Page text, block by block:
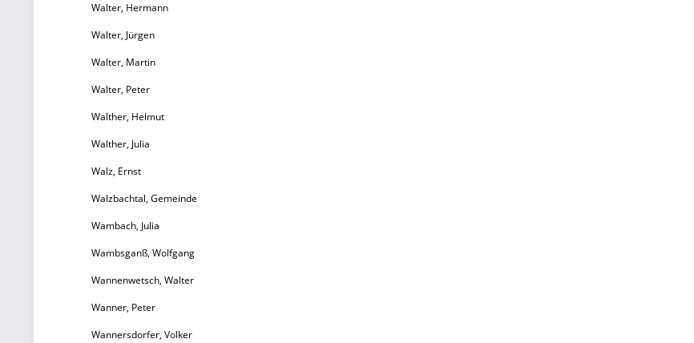
Walter, Hermann
Walter, Jürgen
Walter, Martin
Walter, Peter
Walther, Helmut
Walther, Julia
Walz, Ernst
Walzbachtal, Gemeinde
Wambach, Julia
Wambsganß, Wolfgang
Wannenwetsch, Walter
Wanner, Peter
Wannersdorfer, Volker